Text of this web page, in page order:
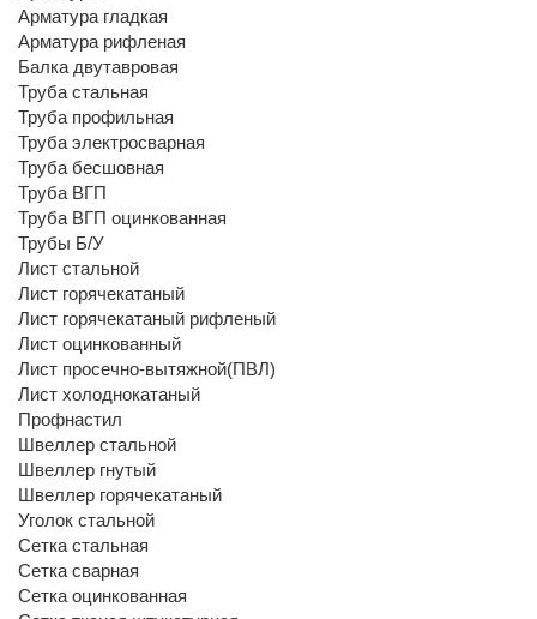
Арматура гладкая
Арматура рифленая
Балка двутавровая
Труба стальная
Труба профильная
Труба электросварная
Труба бесшовная
Труба ВГП
Труба ВГП оцинкованная
Трубы Б/У
Лист стальной
Лист горячекатаный
Лист горячекатаный рифленый
Лист оцинкованный
Лист просечно-вытяжной(ПВЛ)
Лист холоднокатаный
Профнастил
Швеллер стальной
Швеллер гнутый
Швеллер горячекатаный
Уголок стальной
Сетка стальная
Сетка сварная
Сетка оцинкованная